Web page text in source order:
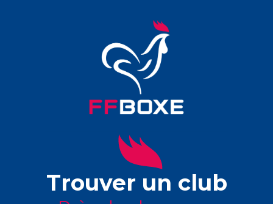
Trouver un club